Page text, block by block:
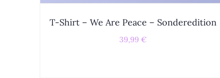
T-Shirt – We Are Peace – Sonderedition
39,99 €